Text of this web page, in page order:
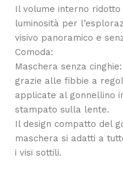
Il volume interno ridotto
luminosità per
visivo panoramico e
Comoda:
Maschera senza
grazie alle fibbie a
applicate al gonnellino
stampato sulla lente.
Il design compatto del
maschera si adatti a
i visi sottili.